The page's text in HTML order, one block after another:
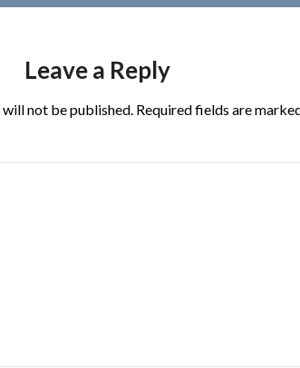
Leave a Reply
not be published. Required fields are